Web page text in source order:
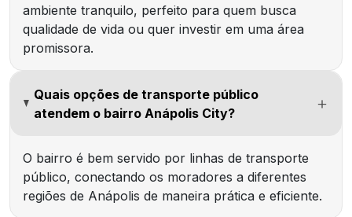
ambiente tranquilo, perfeito para quem busca
qualidade de vida ou quer investir em uma área
promissora.
Quais opções de transporte público
atendem o bairro Anápolis City?
O bairro é bem servido por linhas de transporte
público, conectando os moradores a diferentes
regiões de Anápolis de maneira prática e eficiente.